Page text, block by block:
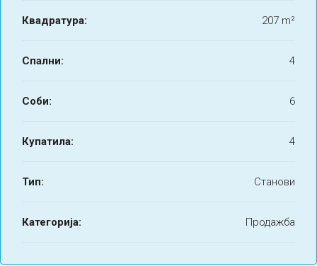
Квадратура: 207 m²
Спални: 4
Соби: 6
Купатила: 4
Тип: Станови
Категорија: Продажба